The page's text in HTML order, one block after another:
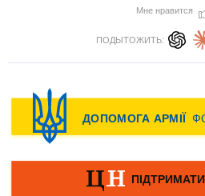
Мне нравится
ПОДЫТОЖИТЬ: